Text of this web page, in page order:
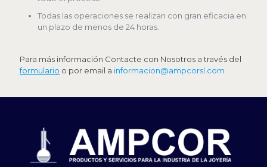
Todas las operaciones se realizan con gran eficacia en
un plazo de menos de 24 horas.
Para más información Contacte con Nosotros a través del
formulario o por email a informacion@ampcorsl.com